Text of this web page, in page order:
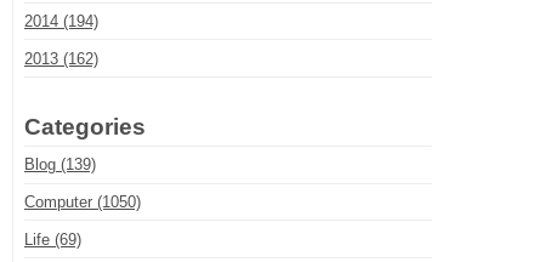
2014 (194)
2013 (162)
Categories
Blog (139)
Computer (1050)
Life (69)